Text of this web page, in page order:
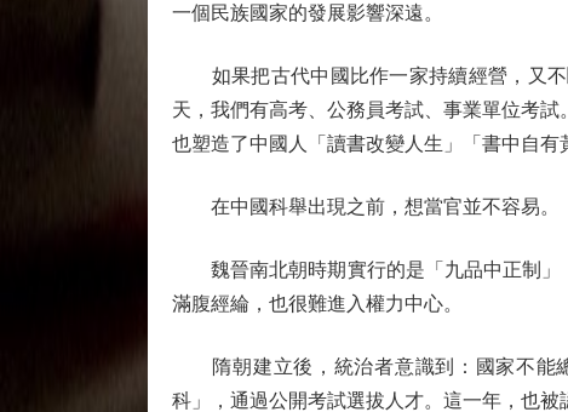
一個民族國家的發展影響深遠。
如果把古代中國比作一家持續經營，又不
天，我們有高考、公務員考試、事業單位考
也塑造了中國人「讀書改變人生」「書中自有
在中國科舉出現之前，想當官並不容易。
魏晉南北朝時期實行的是「九品中正制」
滿腹經綸，也很難進入權力中心。
隋朝建立後，統治者意識到：國家不能總
科」，通過公開考試選拔人才。這一年，也